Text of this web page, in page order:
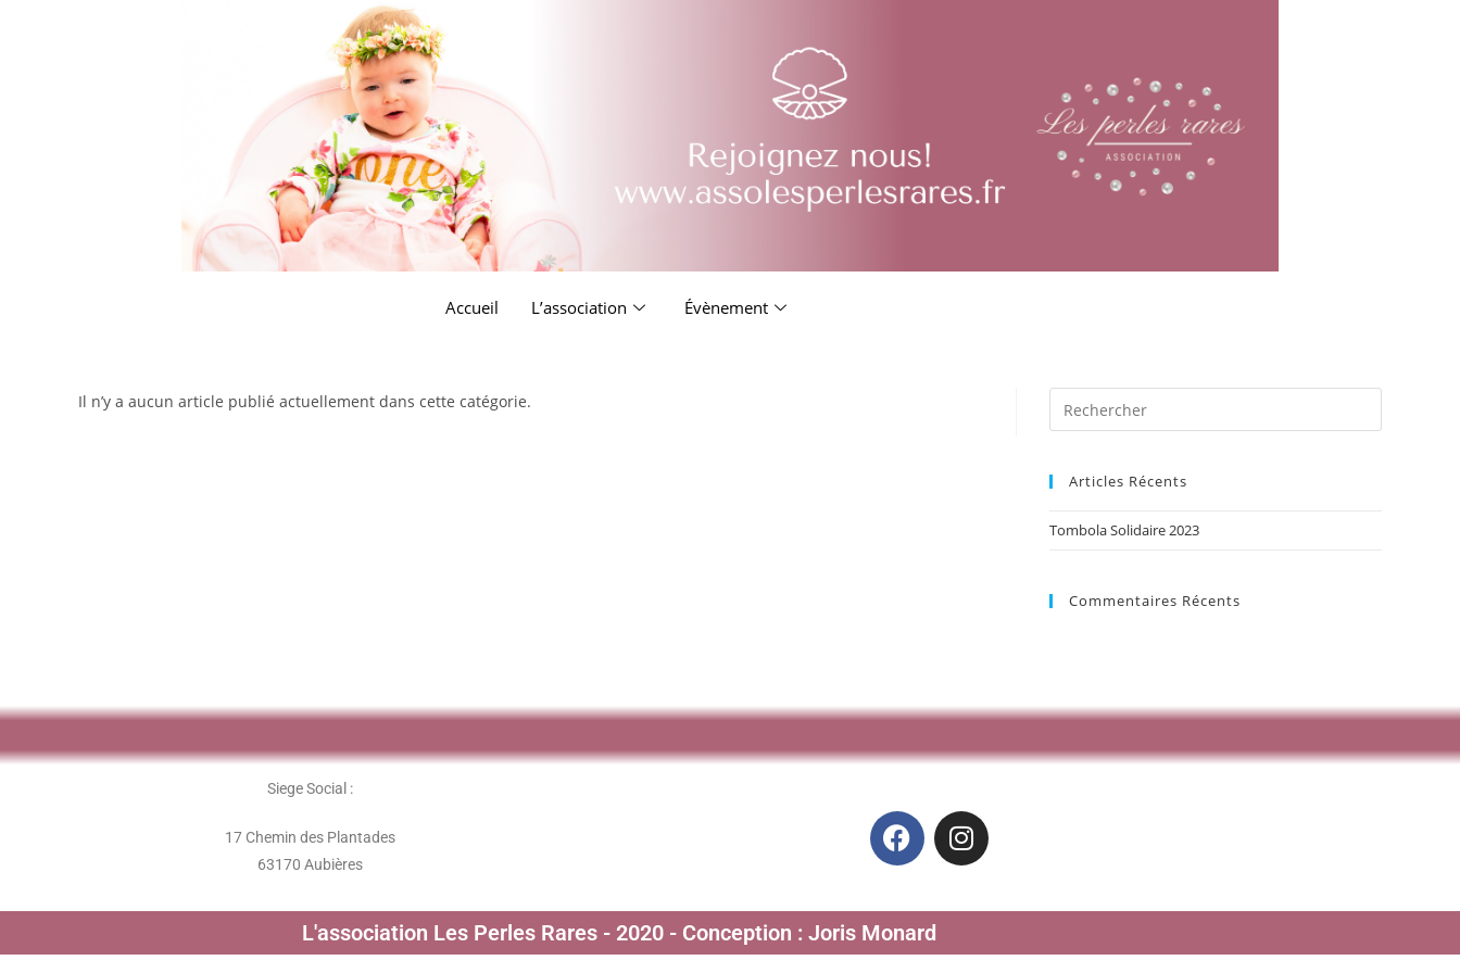
Accueil L’association Évènement
Il n’y a aucun article publié actuellement dans cette catégorie.
Articles Récents
Tombola Solidaire 2023
Commentaires Récents
Siege Social :
17 Chemin des Plantades
63170 Aubières
L'association Les Perles Rares - 2020 - Conception : Joris Monard